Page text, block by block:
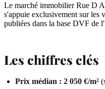
Le marché immobilier Rue D
s'appuie exclusivement sur les
publiées dans la base DVF de
Les chiffres clés
Prix médian : 2 050 €/m²